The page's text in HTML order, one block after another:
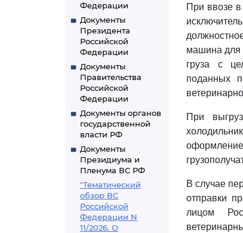
Федерации
Документы
Президента
Российской
Федерации
Документы
Правительства
Российской
Федерации
Документы органов
государственной
власти РФ
Документы
Президиума и
Пленума ВС РФ
"Тематический
обзор ВС
Российской
Федерации N
11/2026. О
При ввозе
машина для
груза с
поданных
При
В случае
отправки
лицом